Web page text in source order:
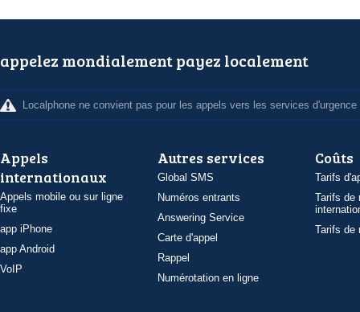
appelez mondialement payez localement
Localphone ne convient pas pour les appels vers les services d'urgence
Appels
internationaux
Appels mobile ou sur ligne
fixe
app iPhone
app Android
VoIP
Autres services
Global SMS
Numéros entrants
Answering Service
Carte d'appel
Rappel
Numérotation en ligne
Coûts
Tarifs
Tarifs de
Tarifs de